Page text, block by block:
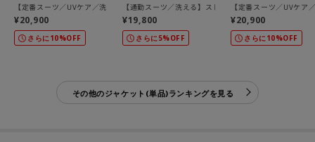
【定番スーツ／UVケア／洗える】ウール調ノーカラージャケット
¥20,900
さらに10%OFF
【通勤スーツ／洗える】ストレッチテーラードカラージ
¥19,800
さらに5%OFF
【定番スーツ／UVケア
¥20,900
さらに10%OFF
その他のジャケット(単品)ランキングを見る